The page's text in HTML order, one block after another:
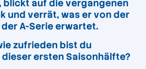
blickt auf die vergangenen
und verrät, was er von der
A-Serie erwartet.
zufrieden bist du
ersten Saisonhälfte?